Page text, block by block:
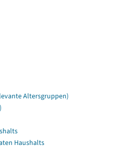
Altersgruppen)
Haushalts